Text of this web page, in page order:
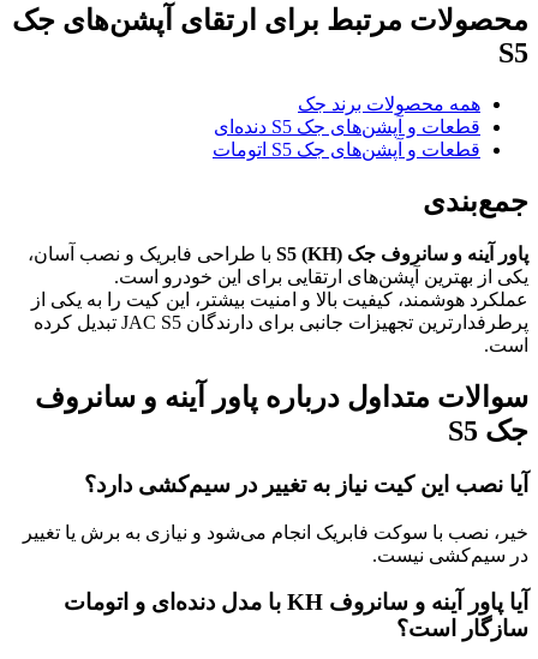
محصولات مرتبط برای ارتقای آپشن‌های جک
S5
همه محصولات برند جک
قطعات و آپشن‌های جک S5 دنده‌ای
قطعات و آپشن‌های جک S5 اتومات
جمع‌بندی
پاور آینه و سانروف جک S5 (KH)
با طراحی فابریک و نصب آسان،
یکی از بهترین آپشن‌های ارتقایی برای این خودرو است.
عملکرد هوشمند، کیفیت بالا و امنیت بیشتر، این کیت را به یکی از
پرطرفدارترین تجهیزات جانبی برای دارندگان JAC S5 تبدیل کرده
است.
سوالات متداول درباره پاور آینه و سانروف
جک S5
آیا نصب این کیت نیاز به تغییر در سیم‌کشی دارد؟
خیر، نصب با سوکت فابریک انجام می‌شود و نیازی به برش یا تغییر
در سیم‌کشی نیست.
آیا پاور آینه و سانروف KH با مدل دنده‌ای و اتومات
سازگار است؟